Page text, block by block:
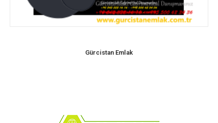
Gürcistan Emlak